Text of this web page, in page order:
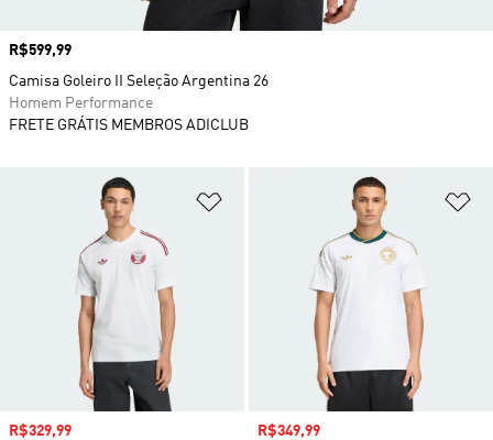
Adicionar à Lista de Desejos
Preço com desconto
R$329,99 Preço com desconto
R$349,99
Preço
R$599,99
Camisa Goleiro II Seleção Argentina 26
Homem Performance
FRETE GRÁTIS MEMBROS ADICLUB